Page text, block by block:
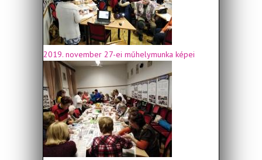
2019. november 27-ei műhelymunka képei